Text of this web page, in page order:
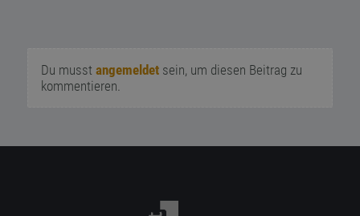
Du musst angemeldetsein, um diesen Beitrag zu
kommentieren.